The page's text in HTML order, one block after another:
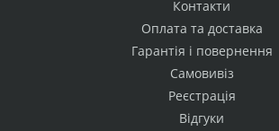
Контакти
Оплата та доставка
Гарантія і повернення
Самовивіз
Реєстрація
Відгуки